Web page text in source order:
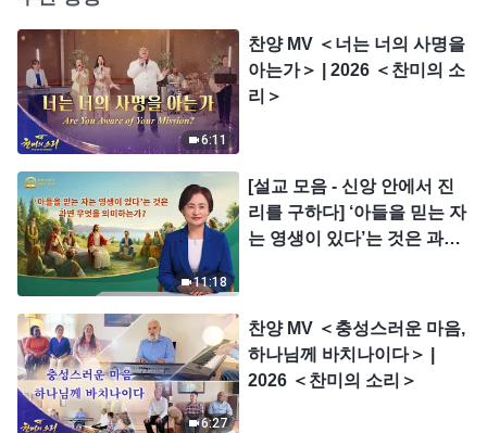
6:11
찬양 MV ＜너는 너의 사명을
아는가＞ | 2026 ＜찬미의 소
리＞
11:18
[설교 모음 - 신앙 안에서 진
리를 구하다] ‘아들을 믿는 자
는 영생이 있다’는 것은 과연
6:27
찬양 MV ＜충성스러운 마음,
하나님께 바치나이다＞ |
2026 ＜찬미의 소리＞